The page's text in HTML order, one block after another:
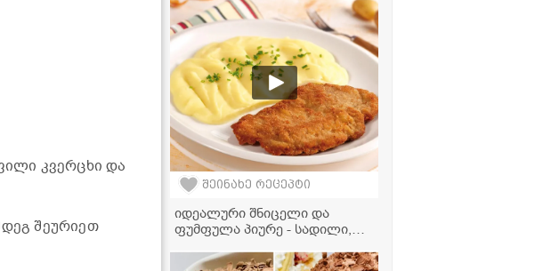
კვერცხი და
შეურიეთ
შეინახე რეცეპტი
იდეალური შნიცელი და
ფუმფულა პიურე - სადილი,
შეუყვარდება